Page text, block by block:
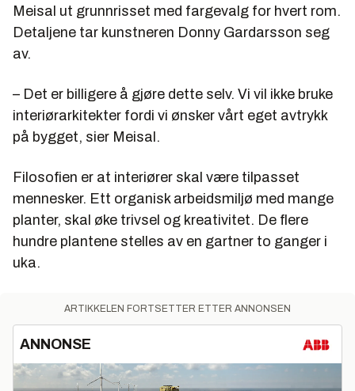
Meisal ut grunnrisset med fargevalg for hvert rom.
Detaljene tar kunstneren Donny Gardarsson seg
av.
– Det er billigere å gjøre dette selv. Vi vil ikke bruke
interiørarkitekter fordi vi ønsker vårt eget avtrykk
på bygget, sier Meisal.
Filosofien er at interiører skal være tilpasset
mennesker. Ett organisk arbeidsmiljø med mange
planter, skal øke trivsel og kreativitet. De flere
hundre plantene stelles av en gartner to ganger i
uka.
ARTIKKELEN FORTSETTER ETTER ANNONSEN
ANNONSE